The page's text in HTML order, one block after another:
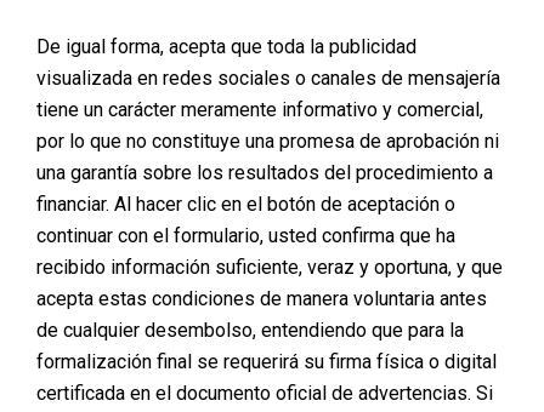
Consejo: Busca programas que cubran un
porcentaje significativo del costo del procedimiento
y que ofrezcan cuotas flexibles, como las de
PLANMED, que permiten pagos en cómodas cuotas
Evalúa tus Opciones Financieras
Antes de comprometerte con cualquier opción de
financiamiento, es crucial que evalúes cuidadosamente
tus alternativas. Aquí tienes algunas preguntas clave
que debes hacer:
De igual forma, acepta que toda la publicidad
visualizada en redes sociales o canales de mensajería
tiene un carácter meramente informativo y comercial,
por lo que no constituye una promesa de aprobación ni
una garantía sobre los resultados del procedimiento a
financiar. Al hacer clic en el botón de aceptación o
continuar con el formulario, usted confirma que ha
recibido información suficiente, veraz y oportuna, y que
acepta estas condiciones de manera voluntaria antes
de cualquier desembolso, entendiendo que para la
formalización final se requerirá su firma física o digital
certificada en el documento oficial de advertencias. Si